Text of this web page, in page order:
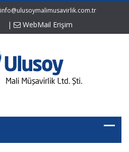
info@ulusoymalimusavirlik.com.tr
| WebMail Erişim